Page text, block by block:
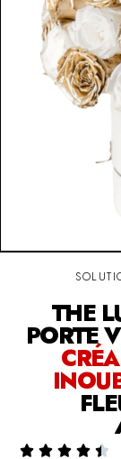
THE
PORTE
    